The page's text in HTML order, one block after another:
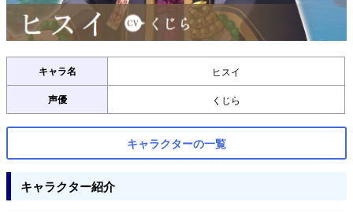
キャラ名 ヒスイ
声優 くじら
キャラクターの一覧
キャラクター紹介